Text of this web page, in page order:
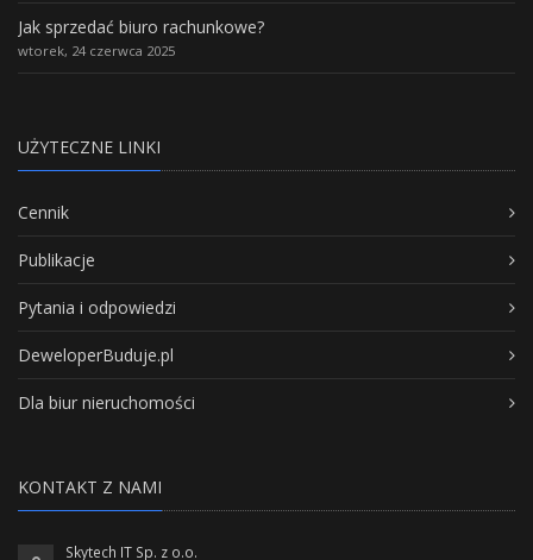
Jak sprzedać biuro rachunkowe?
wtorek, 24 czerwca 2025
UŻYTECZNE LINKI
Cennik
Publikacje
Pytania i odpowiedzi
DeweloperBuduje.pl
Dla biur nieruchomości
KONTAKT Z NAMI
Skytech IT Sp. z o.o.